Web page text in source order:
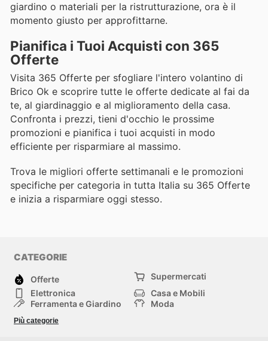
giardino o materiali per la ristrutturazione, ora è il
momento giusto per approfittarne.
Pianifica i Tuoi Acquisti con 365
Offerte
Visita 365 Offerte per sfogliare l'intero volantino di
Brico Ok e scoprire tutte le offerte dedicate al fai da
te, al giardinaggio e al miglioramento della casa.
Confronta i prezzi, tieni d'occhio le prossime
promozioni e pianifica i tuoi acquisti in modo
efficiente per risparmiare al massimo.
Trova le migliori offerte settimanali e le promozioni
specifiche per categoria in tutta Italia su 365 Offerte
e inizia a risparmiare oggi stesso.
CATEGORIE
Offerte
Supermercati
Elettronica
Casa e Mobili
Ferramenta e Giardino
Moda
Bambini e Neonati
Più categorie